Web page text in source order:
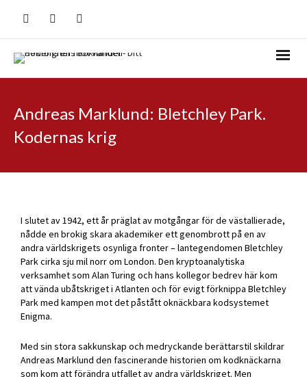
Andreas Marklund: Bletchley Park.
Kodernas krig
I slutet av 1942, ett år präglat av motgångar för de västallierade,
nådde en brokig skara akademiker ett genombrott på en av
andra världskrigets osynliga fronter – lantegendomen Bletchley
Park cirka sju mil norr om London. Den kryptoanalytiska
verksamhet som Alan Turing och hans kollegor bedrev här kom
att vända ubåtskriget i Atlanten och för evigt förknippa Bletchley
Park med kampen mot det påstått oknäckbara kodsystemet
Enigma.
Med sin stora sakkunskap och medryckande berättarstil skildrar
Andreas Marklund den fascinerande historien om kodknäckarna
som kom att förändra utfallet av andra världskriget. Men